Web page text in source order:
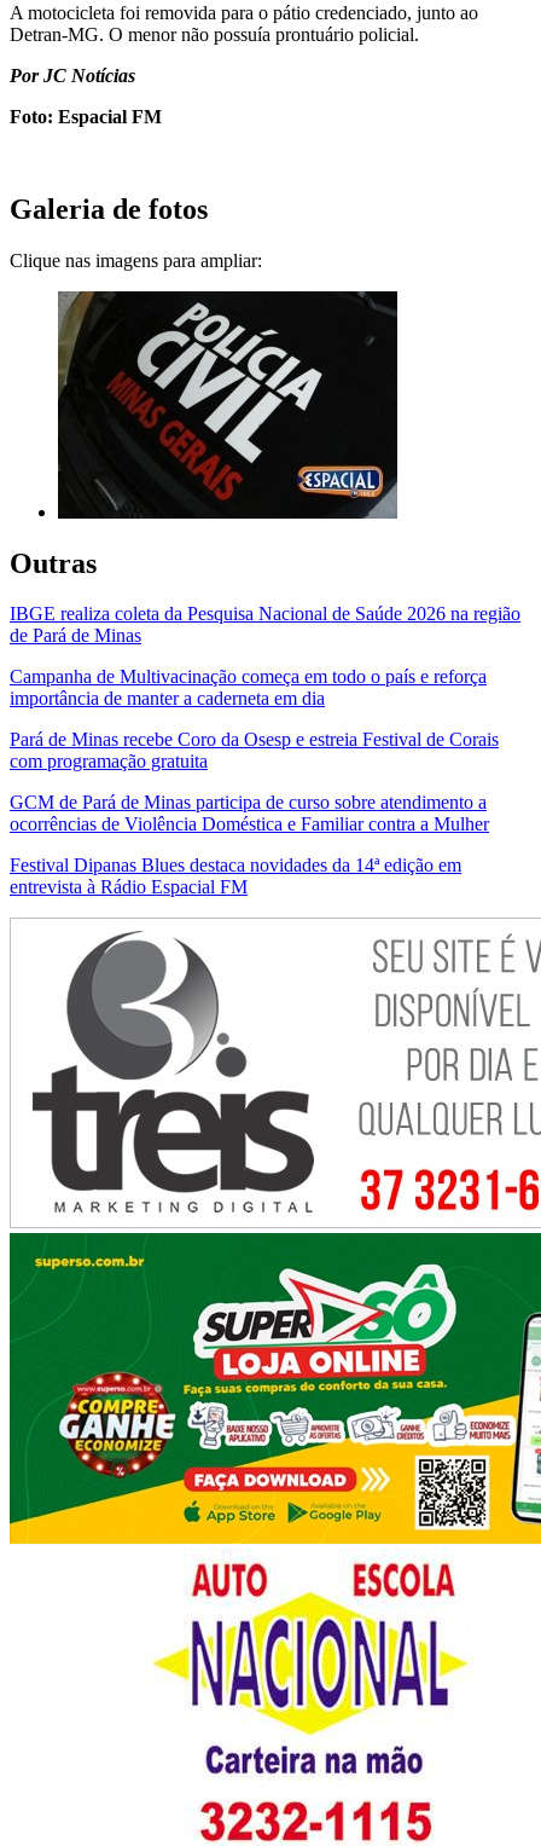
A motocicleta foi removida para o pátio credenciado, junto ao
Detran-MG. O menor não possuía prontuário policial.
Por JC Notícias
Foto: Espacial FM
Galeria de fotos
Clique nas imagens para ampliar:
Outras
IBGE realiza coleta da Pesquisa Nacional de Saúde 2026 na região
de Pará de Minas
Campanha de Multivacinação começa em todo o país e reforça
importância de manter a caderneta em dia
Pará de Minas recebe Coro da Osesp e estreia Festival de Corais
com programação gratuita
GCM de Pará de Minas participa de curso sobre atendimento a
ocorrências de Violência Doméstica e Familiar contra a Mulher
Festival Dipanas Blues destaca novidades da 14ª edição em
entrevista à Rádio Espacial FM